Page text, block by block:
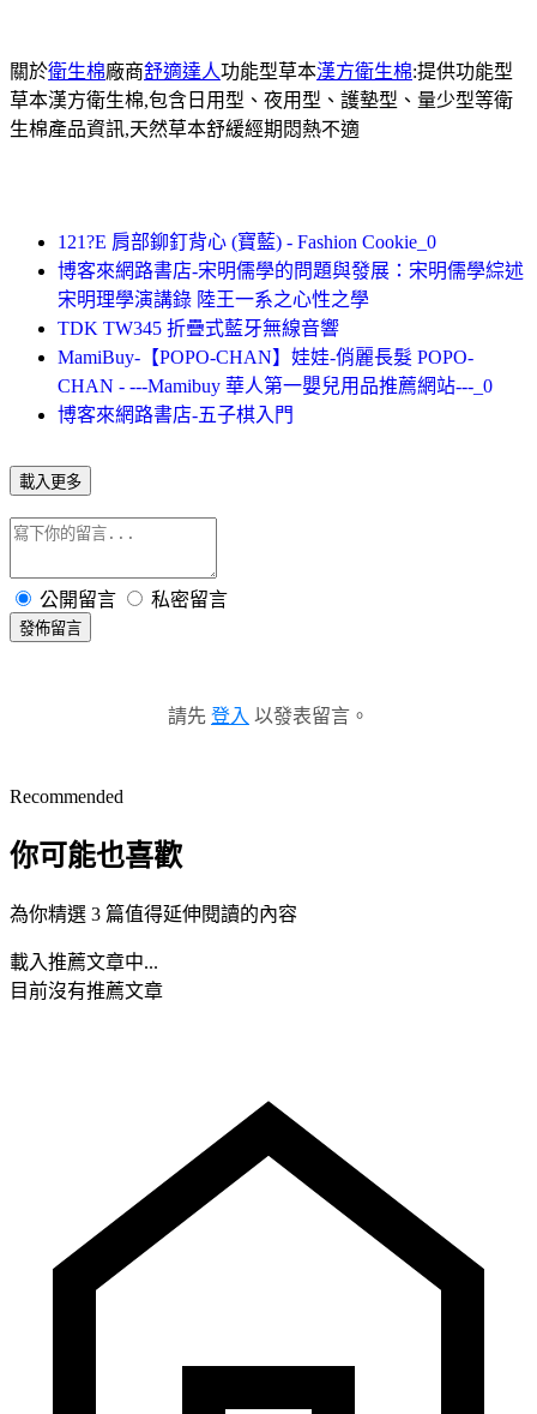
關於衛生棉廠商舒適達人功能型草本漢方衛生棉:提供功能型
草本漢方衛生棉,包含日用型、夜用型、護墊型、量少型等衛
生棉產品資訊,天然草本舒緩經期悶熱不適
121?E 肩部鉚釘背心 (寶藍) - Fashion Cookie_0
博客來網路書店-宋明儒學的問題與發展：宋明儒學綜述
宋明理學演講錄 陸王一系之心性之學
TDK TW345 折疊式藍牙無線音響
MamiBuy-【POPO-CHAN】娃娃-俏麗長髮 POPO-
CHAN - ---Mamibuy 華人第一嬰兒用品推薦網站---_0
博客來網路書店-五子棋入門
載入更多
公開留言 私密留言
發佈留言
請先 登入 以發表留言。
Recommended
你可能也喜歡
為你精選 3 篇值得延伸閱讀的內容
載入推薦文章中...
目前沒有推薦文章